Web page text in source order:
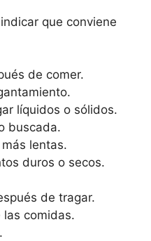
que conviene
de comer.
líquidos o sólidos.
buscada.
lentas.
duros o secos.
de tragar.
las comidas.